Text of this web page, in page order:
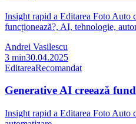
Insight rapid a Editarea Foto Auto
funcționează?, AI, tehnologie,
Andrei Vasilescu
3 min30.04.2025
EditareaRecomandat
Generative AI creează
Insight rapid a Editarea Foto Auto